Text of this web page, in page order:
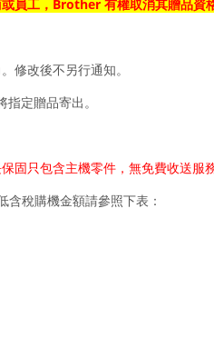
員工，Brother 有權取消其贈品資
修改後不另行通知。
定贈品寄出。
固只包含主機零件，無免費收送服
稅購機金額請參照下表：